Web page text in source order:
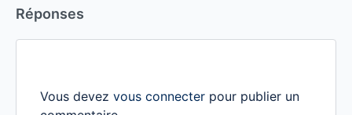
Réponses
Vous devez vous connecter pour publier un